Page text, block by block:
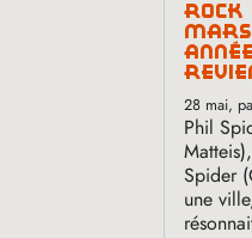
rock
28 mai,
Phil
Spider
une